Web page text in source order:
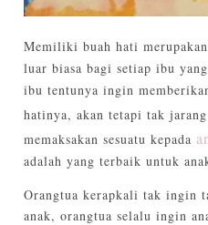
Memiliki buah hati
luar biasa bagi setiap ibu
ibu tentunya ingin
hatinya, akan tetapi tak
memaksakan sesuatu kepada
adalah yang terbaik untuk
Orangtua kerapkali tak ingin
anak, orangtua selalu ingin